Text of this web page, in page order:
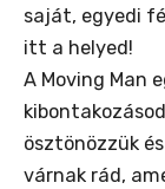
saját, egyedi
itt a helyed!
A Moving Man
ösztönözzük
várnak rád,